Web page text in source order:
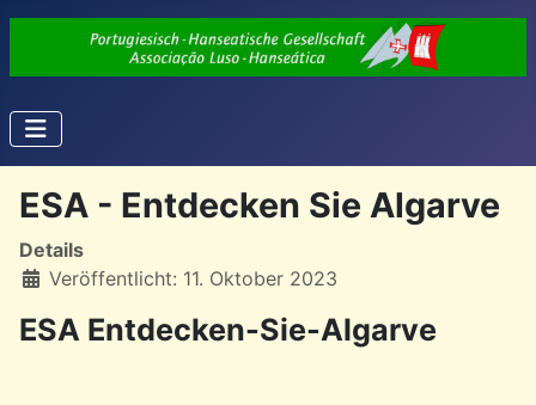
ESA - Entdecken Sie Algarve
Details
Veröffentlicht: 11. Oktober 2023
ESA Entdecken-Sie-Algarve